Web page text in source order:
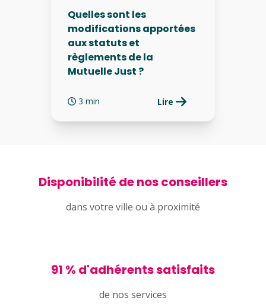
Quelles sont les
modifications apportées
aux statuts et
règlements de la
Mutuelle Just ?
3 min Lire
Disponibilité de nos conseillers
dans votre ville ou à proximité
91 % d'adhérents satisfaits
de nos services